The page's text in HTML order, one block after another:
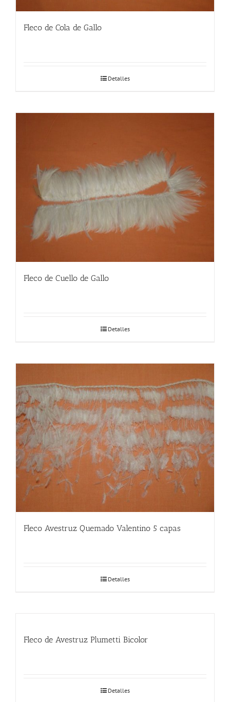
Fleco de Cola de Gallo
Detalles
Fleco de Cuello de Gallo
Detalles
Fleco Avestruz Quemado Valentino 5 capas
Detalles
Fleco de Avestruz Plumetti Bicolor
Detalles